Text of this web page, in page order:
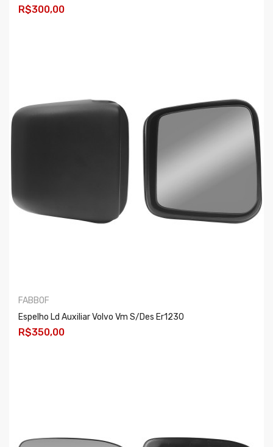
R$300,00
FABBOF
Espelho Ld Auxiliar Volvo Vm S/des Er1230
R$350,00